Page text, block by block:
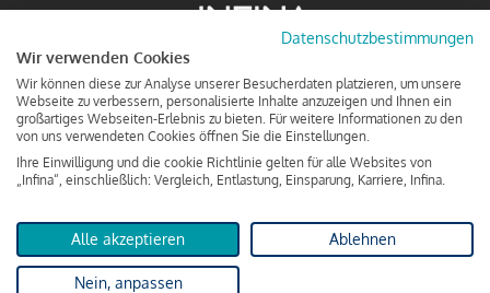
Datenschutzbestimmungen
Wir verwenden Cookies
Wir können diese zur Analyse unserer Besucherdaten platzieren, um unsere
Webseite zu verbessern, personalisierte Inhalte anzuzeigen und Ihnen ein
großartiges Webseiten-Erlebnis zu bieten. Für weitere Informationen zu den
von uns verwendeten Cookies öffnen Sie die Einstellungen.
Ihre Einwilligung und die cookie Richtlinie gelten für alle Websites von
„Infina“, einschließlich: Vergleich, Entlastung, Einsparung, Karriere, Infina.
Alle akzeptieren Ablehnen
Nein, anpassen